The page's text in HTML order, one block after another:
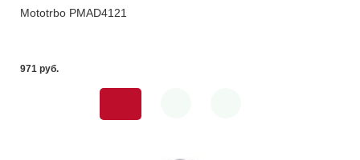
Mototrbo PMAD4121
971 pуб.